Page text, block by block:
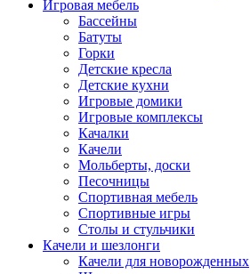
Игровая мебель
Бассейны
Батуты
Горки
Детские кресла
Детские кухни
Игровые домики
Игровые комплексы
Качалки
Качели
Мольберты, доски
Песочницы
Спортивная мебель
Спортивные игры
Столы и стульчики
Качели и шезлонги
Качели для новорожденных